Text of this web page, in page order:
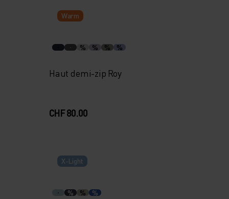
Warm
% % % %
Haut demi-zip Roy
CHF 80.00
X-Light
% % %